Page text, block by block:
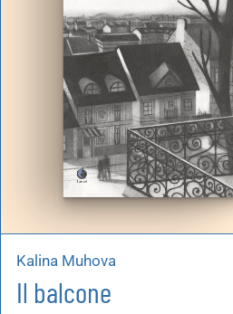
Kalina Muhova
Il balcone